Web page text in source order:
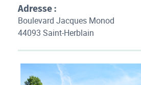
Adresse :
Boulevard Jacques Monod
44093 Saint-Herblain